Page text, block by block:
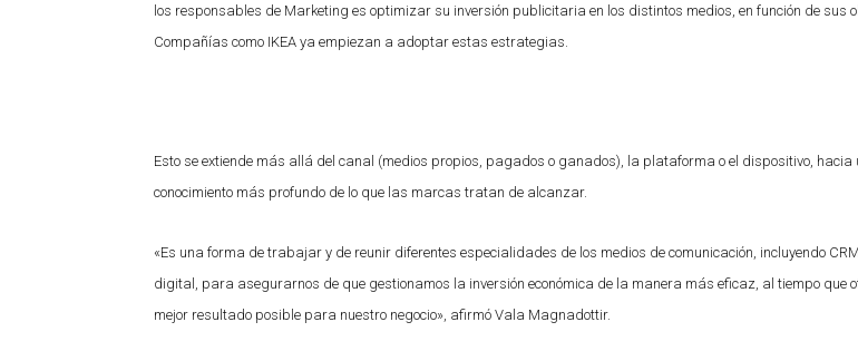
los responsables de Marketing es optimizar su inversión publicitaria en los distintos medios, en función de sus
Compañías como IKEA ya empiezan a adoptar estas estrategias.
Esto se extiende más allá del canal (medios propios, pagados o ganados), la plataforma o el dispositivo, hacia
conocimiento más profundo de lo que las marcas tratan de alcanzar.
«Es una forma de trabajar y de reunir diferentes especialidades de los medios de comunicación, incluyendo
digital, para asegurarnos de que gestionamos la inversión económica de la manera más eficaz, al tiempo que
mejor resultado posible para nuestro negocio», afirmó Vala Magnadottir.